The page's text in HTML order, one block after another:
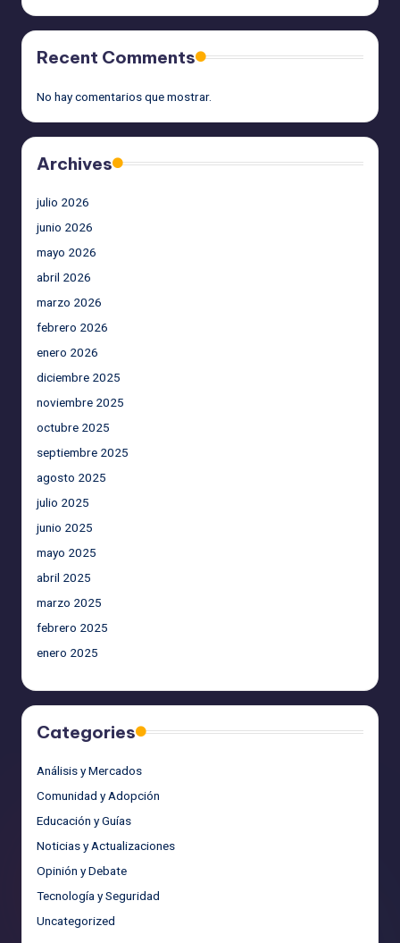
Recent Comments
No hay comentarios que mostrar.
Archives
julio 2026
junio 2026
mayo 2026
abril 2026
marzo 2026
febrero 2026
enero 2026
diciembre 2025
noviembre 2025
octubre 2025
septiembre 2025
agosto 2025
julio 2025
junio 2025
mayo 2025
abril 2025
marzo 2025
febrero 2025
enero 2025
Categories
Análisis y Mercados
Comunidad y Adopción
Educación y Guías
Noticias y Actualizaciones
Opinión y Debate
Tecnología y Seguridad
Uncategorized